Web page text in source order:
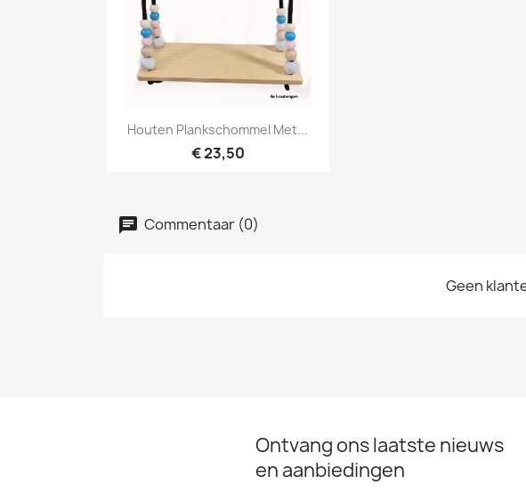
Snel bekijken
Houten Plankschommel Met...
€ 23,50
Commentaar (0)
Geen
Ontvang ons laatste nieuws
en aanbiedingen